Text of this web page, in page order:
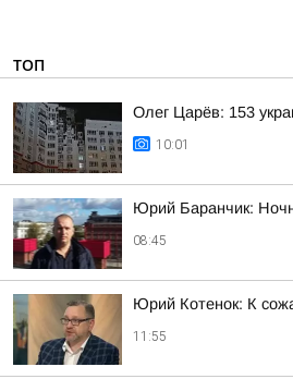
ТОП
Олег Царёв: 153
10:01
Юрий Баранчик:
08:45
Юрий Котенок: К
11:55